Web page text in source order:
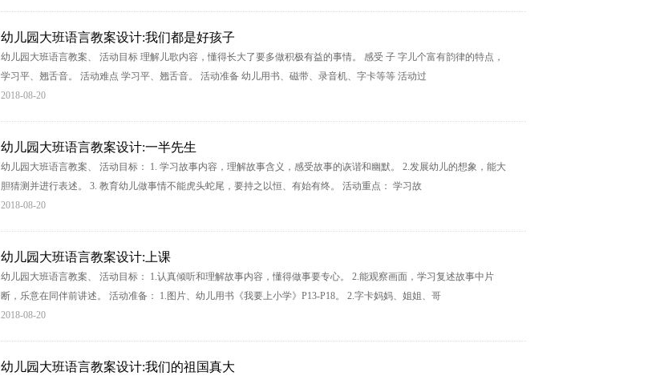
幼儿园大班语言教案设计:我们都是好孩子
幼儿园大班语言教案、 活动目标 理解儿歌内容，懂得长大了要多做积极有益的事情。 感受 子 字儿个富有韵律的特点，
学习平、翘舌音。 活动难点 学习平、翘舌音。 活动准备 幼儿用书、磁带、录音机、字卡等等 活动过
2018-08-20
幼儿园大班语言教案设计:一半先生
幼儿园大班语言教案、 活动目标： 1. 学习故事内容，理解故事含义，感受故事的诙谐和幽默。 2.发展幼儿的想象，能大
胆猜测并进行表述。 3. 教育幼儿做事情不能虎头蛇尾，要持之以恒、有始有终。 活动重点： 学习故
2018-08-20
幼儿园大班语言教案设计:上课
幼儿园大班语言教案、 活动目标： 1.认真倾听和理解故事内容，懂得做事要专心。 2.能观察画面，学习复述故事中片
断，乐意在同伴前讲述。 活动准备： 1.图片、幼儿用书《我要上小学》P13-P18。 2.字卡妈妈、姐姐、哥
2018-08-20
幼儿园大班语言教案设计:我们的祖国真大